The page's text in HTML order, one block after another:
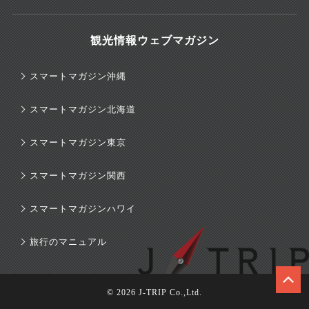
観光情報ウェブマガジン
スマートマガジン沖縄
スマートマガジン北海道
スマートマガジン東京
スマートマガジン関西
スマートマガジンハワイ
旅行のマニュアル
© 2026 J-TRIP Co.,Ltd.